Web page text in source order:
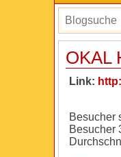
OKAL
Link:
Besucher
Besucher